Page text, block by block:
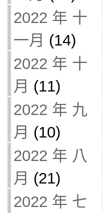
2022 年 十
一月 (14)
2022 年 十
月 (11)
2022 年 九
月 (10)
2022 年 八
月 (21)
2022 年 七